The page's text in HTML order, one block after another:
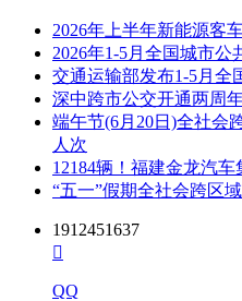
2026年上半年新能源客
2026年1-5月全国城市公
交通运输部发布1-5月全
深中跨市公交开通两周
端午节(6月20日)全社会
人次
12184辆！福建金龙汽
“五一”假期全社会跨区
1912451637

QQ